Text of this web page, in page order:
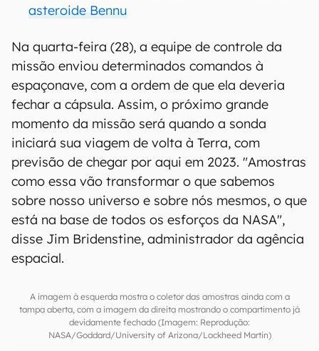
asteroide Bennu
Na quarta-feira (28), a equipe de controle da
missão enviou determinados comandos à
espaçonave, com a ordem de que ela deveria
fechar a cápsula. Assim, o próximo grande
momento da missão será quando a sonda
iniciará sua viagem de volta à Terra, com
previsão de chegar por aqui em 2023. "Amostras
como essa vão transformar o que sabemos
sobre nosso universo e sobre nós mesmos, o que
está na base de todos os esforços da NASA",
disse Jim Bridenstine, administrador da agência
espacial.
A imagem à esquerda mostra o coletor das amostras ainda com a
tampa aberta, com a imagem da direita mostrando o compartimento já
devidamente fechado (Imagem: Reprodução:
NASA/Goddard/University of Arizona/Lockheed Martin)